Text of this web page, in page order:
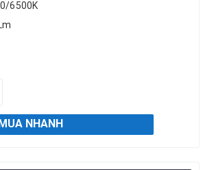
6500K
NHANH